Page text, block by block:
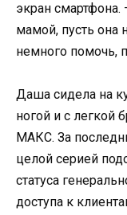
экран
мамой, пусть она
немного помочь,
Даша сидела на
ногой и с легкой
МАКС. За
целой серией
статуса
доступа к